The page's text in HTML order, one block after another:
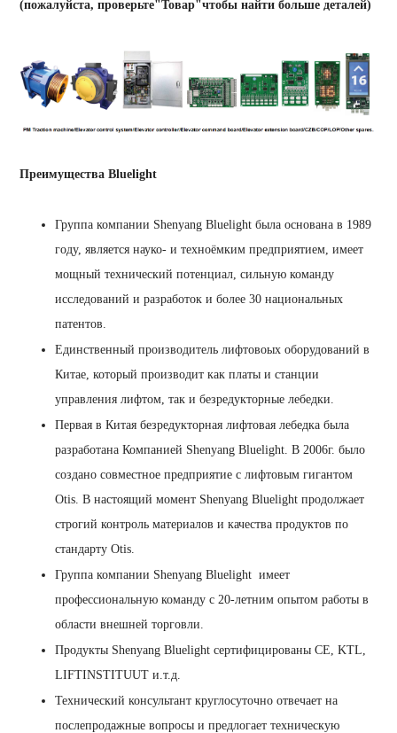
(пожалуйста, проверьте"Товар"чтобы найти больше деталей)
Преимущества Bluelight
Группа компании Shenyang Bluelight была основана в 1989
году, является науко- и техноёмким предприятием, имеет
мощный технический потенциал, сильную команду
исследований и разработок и более 30 национальных
патентов.
Единственный производитель лифтовоых оборудований в
Китае, который производит как платы и станции
управления лифтом, так и безредукторные лебедки.
Первая в Китая безредукторная лифтовая лебедка была
разработана Компанией Shenyang Bluelight. В 2006г. было
создано совместное предприятие с лифтовым гигантом
Otis. В настоящий момент Shenyang Bluelight продолжает
строгий контроль материалов и качества продуктов по
стандарту Otis.
Группа компании Shenyang Bluelight имеет
профессиональную команду с 20-летним опытом работы в
области внешней торговли.
Продукты Shenyang Bluelight сертифицированы CE, KTL,
LIFTINSTITUUT и.т.д.
Технический консультант круглосуточно отвечает на
послепродажные вопросы и предлогает техническую